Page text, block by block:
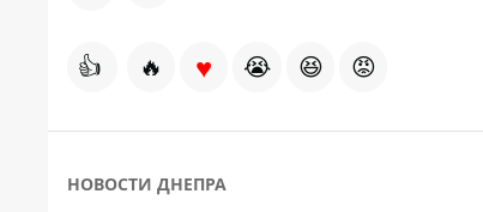
👍 🔥 ♥ 😭 😆 😡
НОВОСТИ ДНЕПРА